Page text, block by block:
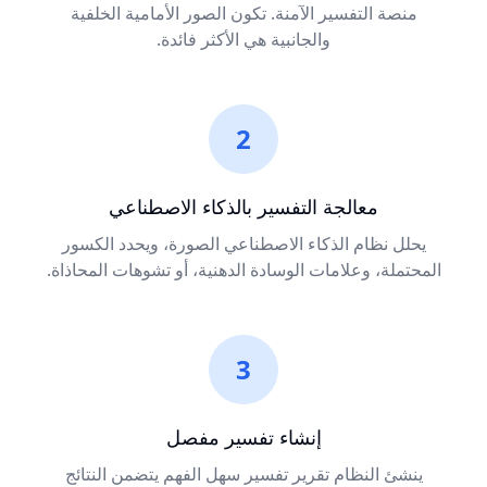
منصة التفسير الآمنة. تكون الصور الأمامية الخلفية
والجانبية هي الأكثر فائدة.
2
معالجة التفسير بالذكاء الاصطناعي
يحلل نظام الذكاء الاصطناعي الصورة، ويحدد الكسور
المحتملة، وعلامات الوسادة الدهنية، أو تشوهات المحاذاة.
3
إنشاء تفسير مفصل
ينشئ النظام تقرير تفسير سهل الفهم يتضمن النتائج